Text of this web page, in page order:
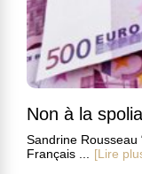
Non à la
Sandrine Rousseau
Français ...
[Lire